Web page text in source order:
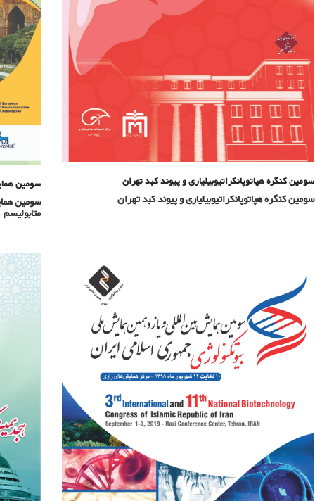
سومین کنگره هپاتوپانکراتیوبیلیاری و پیوند کبد تهران
سومین کنگره هپاتوپانکراتیوبیلیاری و پیوند کبد تهران
سومین
سومین
متابولیسم